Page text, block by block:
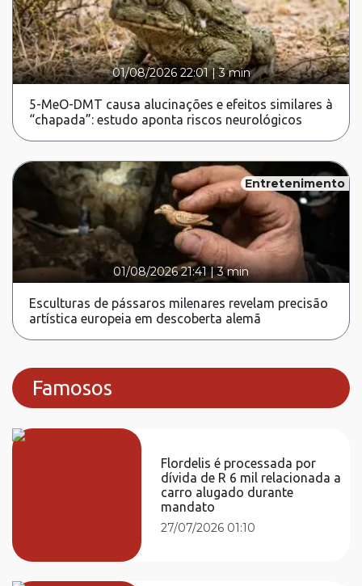
01/08/2026 22:01|3 min
5-MeO-DMT causa alucinações e efeitos similares à
“chapada”: estudo aponta riscos neurológicos
Entretenimento
01/08/2026 21:41 |3 min
Esculturas de pássaros milenares revelam precisão
artística europeia em descoberta alemã
Famosos
Flordelis é processada por
dívida de R 6 mil relacionada a
carro alugado durante
mandato
27/07/2026 01:10